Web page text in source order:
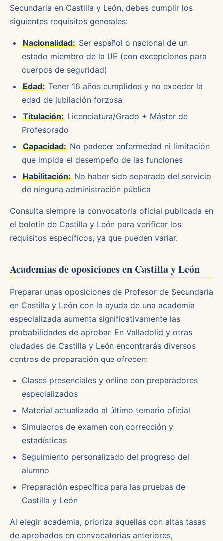
Secundaria en Castilla y León, debes cumplir los
siguientes requisitos generales:
Nacionalidad: Ser español o nacional de un
estado miembro de la UE (con excepciones para
cuerpos de seguridad)
Edad: Tener 16 años cumplidos y no exceder la
edad de jubilación forzosa
Titulación: Licenciatura/Grado + Máster de
Profesorado
Capacidad: No padecer enfermedad ni limitación
que impida el desempeño de las funciones
Habilitación: No haber sido separado del servicio
de ninguna administración pública
Consulta siempre la convocatoria oficial publicada en
el boletín de Castilla y León para verificar los
requisitos específicos, ya que pueden variar.
Academias de oposiciones en Castilla y León
Preparar unas oposiciones de Profesor de Secundaria
en Castilla y León con la ayuda de una academia
especializada aumenta significativamente las
probabilidades de aprobar. En Valladolid y otras
ciudades de Castilla y León encontrarás diversos
centros de preparación que ofrecen:
Clases presenciales y online con preparadores
especializados
Material actualizado al último temario oficial
Simulacros de examen con corrección y
estadísticas
Seguimiento personalizado del progreso del
alumno
Preparación específica para las pruebas de
Castilla y León
Al elegir academia, prioriza aquellas con altas tasas
de aprobados en convocatorias anteriores,